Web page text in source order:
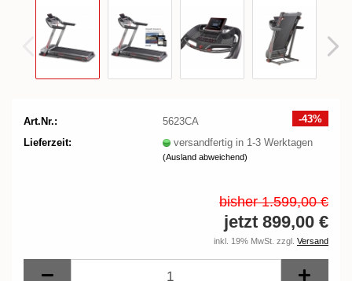
-43%
Art.Nr.:
5623CA
Lieferzeit:
versandfertig in 1-3 Werktagen
(Ausland abweichend)
bisher 1.599,00 €
jetzt 899,00 €
inkl. 19% MwSt. zzgl. Versand